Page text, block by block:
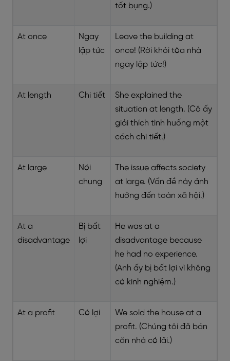
tốt bụng.)
At once
Ngay
lập tức
Leave the building at
once! (Rời khỏi tòa nhà
ngay lập tức!)
At length Chi tiết
She explained the
situation at length. (Cô ấy
giải thích tình huống một
cách chi tiết.)
At large
Nói
chung
The issue affects society
at large. (Vấn đề này ảnh
hưởng đến toàn xã hội.)
At a
disadvantage
Bị bất
lợi
He was at a
disadvantage because
he had no experience.
(Anh ấy bị bất lợi vì không
có kinh nghiệm.)
At a profit Có lợi
We sold the house at a
profit. (Chúng tôi đã bán
căn nhà có lãi.)